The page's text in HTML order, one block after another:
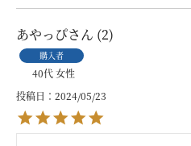
あやっぴ 2
購入者
40代女性
投稿日
2024/05/23